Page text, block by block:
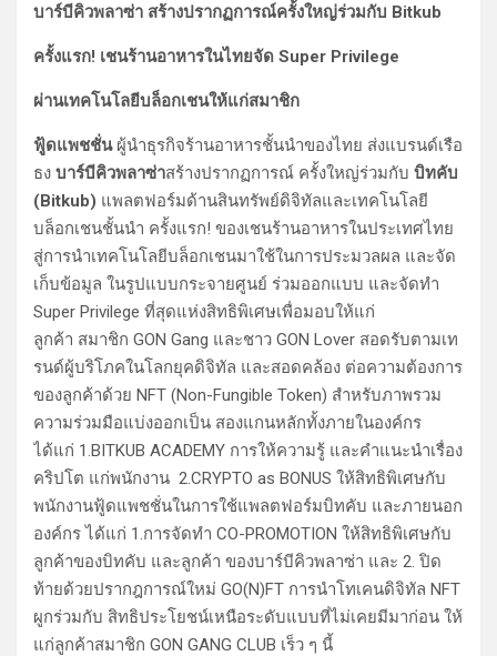
บาร์บีคิวพลาซ่า สร้างปรากฏการณ์ครั้งใหญ่ร่วมกับ Bitkub
ครั้งแรก! เชนร้านอาหารในไทยจัด Super Privilege
ผ่านเทคโนโลยีบล็อกเชนให้แก่สมาชิก
ฟู้ดแพชชั่น ผู้นำธุรกิจร้านอาหารชั้นนำของไทย ส่งแบรนด์เรือ
ธง บาร์บีคิวพลาซ่าสร้างปรากฏการณ์ ครั้งใหญ่ร่วมกับ บิทคับ
(Bitkub) แพลตฟอร์มด้านสินทรัพย์ดิจิทัลและเทคโนโลยี
บล็อกเชนชั้นนำ ครั้งแรก! ของเชนร้านอาหารในประเทศไทย
สู่การนำเทคโนโลยีบล็อกเชนมาใช้ในการประมวลผล และจัด
เก็บข้อมูล ในรูปแบบกระจายศูนย์ ร่วมออกแบบ และจัดทำ
Super Privilege ที่สุดแห่งสิทธิพิเศษเพื่อมอบให้แก่
ลูกค้า สมาชิก GON Gang และชาว GON Lover สอดรับตามเท
รนด์ผู้บริโภคในโลกยุคดิจิทัล และสอดคล้อง ต่อความต้องการ
ของลูกค้าด้วย NFT (Non-Fungible Token) สำหรับภาพรวม
ความร่วมมือแบ่งออกเป็น สองแกนหลักทั้งภายในองค์กร
ได้แก่ 1.BITKUB ACADEMY การให้ความรู้ และคำแนะนำเรื่อง
คริปโต แก่พนักงาน 2.CRYPTO as BONUS ให้สิทธิพิเศษกับ
พนักงานฟู้ดแพชชั่นในการใช้แพลตฟอร์มบิทคับ และภายนอก
องค์กร ได้แก่ 1.การจัดทำ CO-PROMOTION ให้สิทธิพิเศษกับ
ลูกค้าของบิทคับ และลูกค้า ของบาร์บีคิวพลาซ่า และ 2. ปิด
ท้ายด้วยปรากฎการณ์ใหม่ GO(N)FT การนำโทเคนดิจิทัล NFT
ผูกร่วมกับ สิทธิประโยชน์เหนือระดับแบบที่ไม่เคยมีมาก่อน ให้
แก่ลูกค้าสมาชิก GON GANG CLUB เร็ว ๆ นี้